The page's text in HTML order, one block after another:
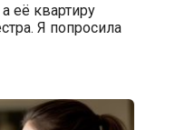
её квартиру
Я попросила